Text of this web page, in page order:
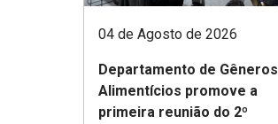
04 de Agosto de 2026
Departamento de Gêneros
Alimentícios promove a
primeira reunião do 2º